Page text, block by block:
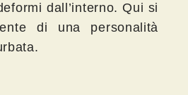
dall’interno. Qui si
di una personalità